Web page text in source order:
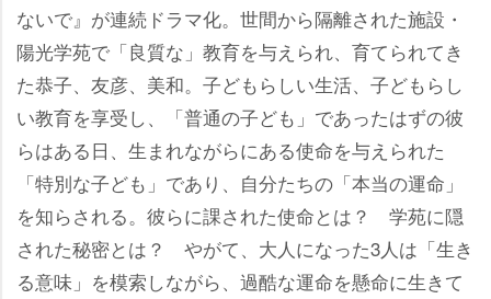
ないで』が連続ドラマ化。世間から隔離された施設・
陽光学苑で「良質な」教育を与えられ、育てられてき
た恭子、友彦、美和。子どもらしい生活、子どもらし
い教育を享受し、「普通の子ども」であったはずの彼
らはある日、生まれながらにある使命を与えられた
「特別な子ども」であり、自分たちの「本当の運命」
を知らされる。彼らに課された使命とは？ 学苑に隠
された秘密とは？ やがて、大人になった3人は「生き
る意味」を模索しながら、過酷な運命を懸命に生きて